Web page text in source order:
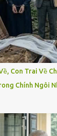
Con Trai Về
Chính Ngôi